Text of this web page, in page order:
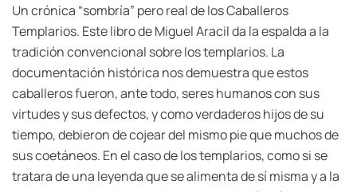
Un crónica “sombría” pero real de los Caballeros
Templarios. Este libro de Miguel Aracil da la espalda a la
tradición convencional sobre los templarios. La
documentación histórica nos demuestra que estos
caballeros fueron, ante todo, seres humanos con sus
virtudes y sus defectos, y como verdaderos hijos de su
tiempo, debieron de cojear del mismo pie que muchos de
sus coetáneos. En el caso de los templarios, como si se
tratara de una leyenda que se alimenta de sí misma y a la